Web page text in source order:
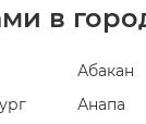
в
Абакан
Анапа